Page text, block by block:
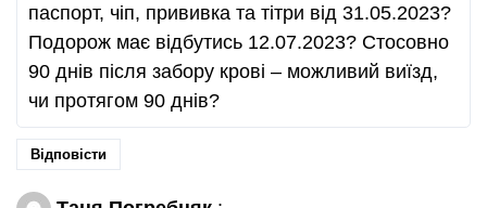
паспорт, чіп, прививка та тітри від 31.05.2023?
Подорож має відбутись 12.07.2023? Стосовно
90 днів після забору крові – можливий виїзд,
чи протягом 90 днів?
Відповісти